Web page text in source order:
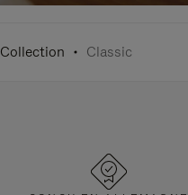
Collection Classic